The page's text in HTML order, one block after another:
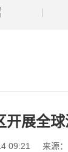
开展全
09:21 来源：